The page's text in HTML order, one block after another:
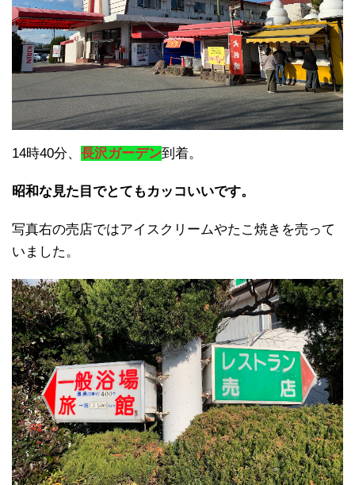
14時40分、 長沢ガーデン到着。
昭和な見た目でとてもカッコいいです。
写真右の売店ではアイスクリームやたこ焼きを売って
いました。